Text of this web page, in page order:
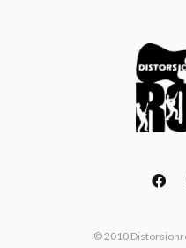
© 2010